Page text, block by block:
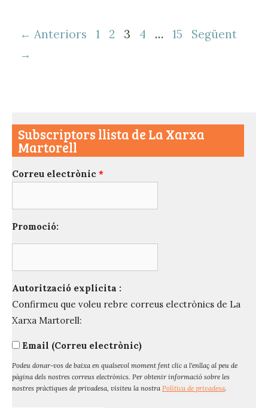
Navegació
← Anteriors 1 2 3 4 … 15
Següent
→
Subscriptors llista de La Xarxa
Martorell
Correu electrònic *
Promoció:
Autorització explícita :
Confirmeu que voleu rebre correus electrònics de La
Xarxa Martorell:
Email (Correu electrònic)
Podeu donar-vos de baixa en qualsevol moment fent clic a l'enllaç al peu de
pàgina dels nostres correus electrònics. Per obtenir informació sobre les
nostres pràctiques de privadesa, visiteu la nostra Política de privadesa.